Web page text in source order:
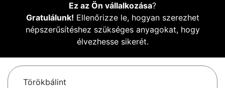
Ez az Ön vállalkozása?
Gratulálunk! Ellenőrizze le, hogyan szerezhet
népszerűsítéshez szükséges anyagokat, hogy
élvezhesse sikerét.
Törökbálint